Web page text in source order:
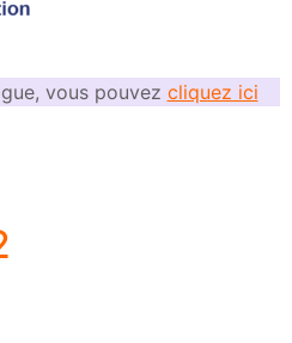
vous pouvez cliquez ici